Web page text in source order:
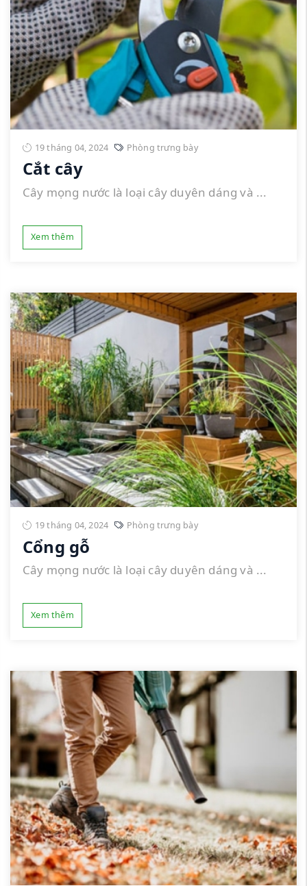
19 tháng 04, 2024 Phòng trưng bày
Cắt cây
Cây mọng nước là loại cây duyên dáng và ...
Xem thêm
19 tháng 04, 2024 Phòng trưng bày
Cổng gỗ
Cây mọng nước là loại cây duyên dáng và ...
Xem thêm